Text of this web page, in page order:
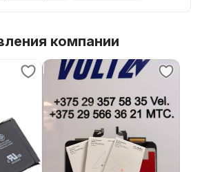
компании